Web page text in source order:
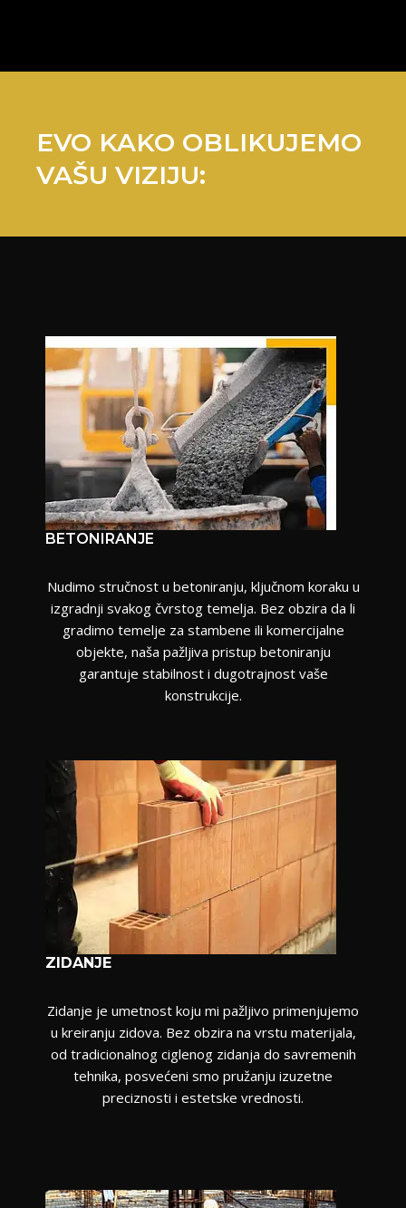
EVO KAKO OBLIKUJEMO
VAŠU VIZIJU:
BETONIRANJE
Nudimo stručnost u betoniranju, ključnom koraku u
izgradnji svakog čvrstog temelja. Bez obzira da li
gradimo temelje za stambene ili komercijalne
objekte, naša pažljiva pristup betoniranju
garantuje stabilnost i dugotrajnost vaše
konstrukcije.
ZIDANJE
Zidanje je umetnost koju mi pažljivo primenjujemo
u kreiranju zidova. Bez obzira na vrstu materijala,
od tradicionalnog ciglenog zidanja do savremenih
tehnika, posvećeni smo pružanju izuzetne
preciznosti i estetske vrednosti.